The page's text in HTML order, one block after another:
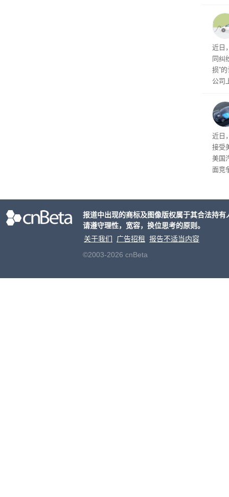
训练
近日
同纠
损”
公司
事
给
近日
接受
美国
面竞
报道中出现的商标及图像版权属于其合法持
请遵守理性，宽容，换位思考的原则。
关于我们
广告招租
报告不适当内容
©2003-2026 cnBeta